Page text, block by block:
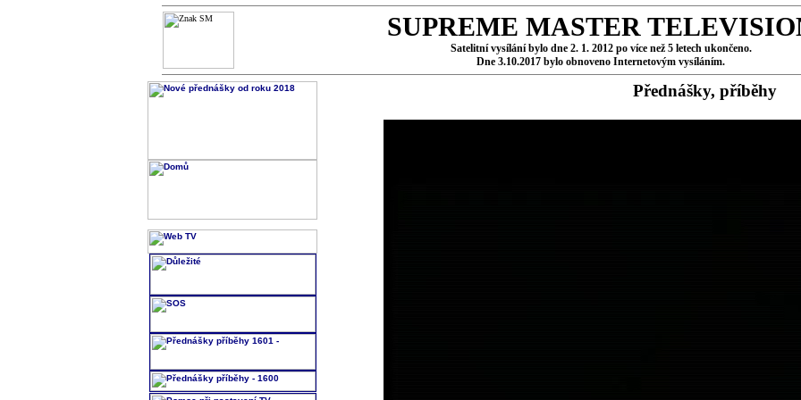
SUPREME MASTER
Satelitní vysílání bylo dne 2. 1. 2012 po více než 5 letech ukončeno.
Dne 3.10.2017 bylo obnoveno Internetovým vysíláním.
Přednášky, příběhy